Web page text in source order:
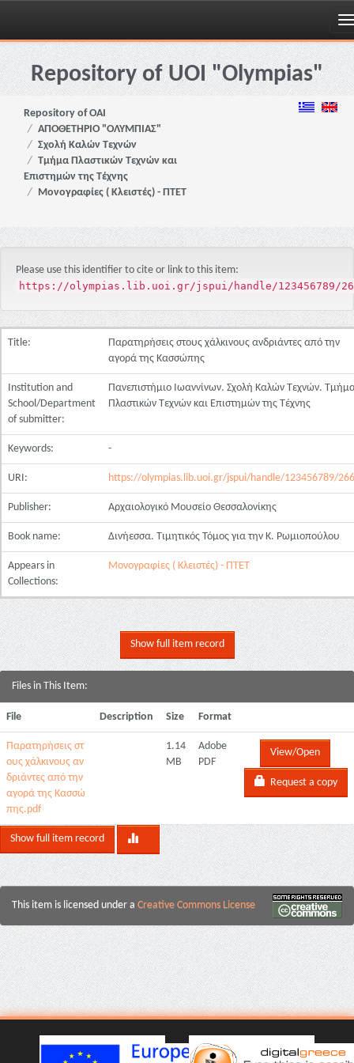
Skip
navigationRepository of UOI "Olympias"
Repository of OAI
ΑΠΟΘΕΤΗΡΙΟ "ΟΛΥΜΠΙΑΣ"
Σχολή Καλών Τεχνών
Τμήμα Πλαστικών Τεχνών και
Επιστημών της Τέχνης
Μονογραφίες ( Κλειστές) - ΠΤΕΤ
Please use this identifier to cite or link to this item:
https://olympias.lib.uoi.gr/jspui/handle/123456789/
Title:
Παρατηρήσεις στους χάλκινους ανδριάντες από την
αγορά της Κασσώπης
Institution and
School/Department
of submitter:
Πανεπιστήμιο Ιωαννίνων. Σχολή Καλών Τεχνών.
Πλαστικών Τεχνών και Επιστημών της Τέχνης
Keywords: -
URI: https://olympias.lib.uoi.gr/jspui/handle/123456789/
Publisher: Αρχαιολογικό Μουσείο Θεσσαλονίκης
Book name: Δινήεσσα. Τιμητικός Τόμος για την Κ. Ρωμιοπούλου
Appears in
Collections:
Μονογραφίες ( Κλειστές) - ΠΤΕΤ
Show full item record
Files in This Item:
File Description Size Format
Παρατηρήσεις στ
ους χάλκινους αν
δριάντες από την
αγορά της Κασσώ
πης.pdf
1.14
MB
Adobe
PDF
View/Open
Request a copy
Show full item record
This item is licensed under a Creative Commons License